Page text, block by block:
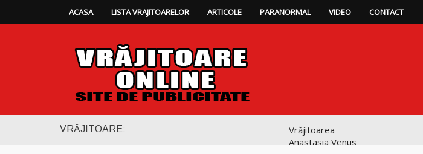
ACASA LISTA VRAJITOARELOR ARTICOLE PARANORMAL VIDEO CONTACT
VRĂJITOARE:
Vrăjitoarea
Anastasia Venus